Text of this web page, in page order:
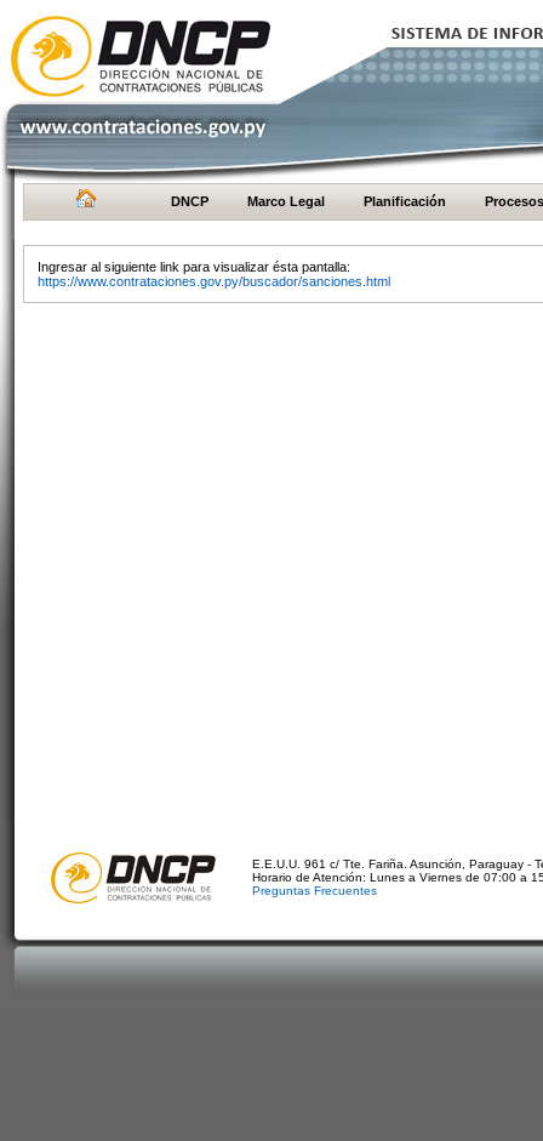
DNCP Marco Legal Planificación Procesos
Ingresar al siguiente link para visualizar ésta pantalla:
https://www.contrataciones.gov.py/buscador/sanciones.html
E.E.U.U. 961 c/ Tte. Fariña. Asunción, Paraguay -
Horario de Atención: Lunes a Viernes de 07:00 a
Preguntas Frecuentes